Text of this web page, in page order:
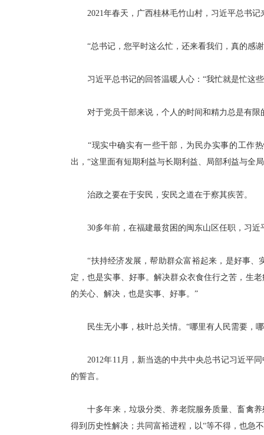
2021年春天，广西桂林毛竹山村，习近平总书记
“总书记，您平时这么忙，还来看我们，真的感谢
习近平总书记的回答温暖人心：“我忙就是忙这些
对于党员干部来说，个人的时间和精力总是有限
“现实中确实有一些干部，为民办实事的工作热
出，“这里面有短期利益与长期利益、局部利益与全
治政之要在于安民，安民之道在于察其疾苦。
30多年前，在福建最贫困的闽东山区任职，习近
“扶持经济发展，帮助群众富裕起来，是好事、
定，也是实事、好事。解决群众衣食住行之苦，生
的关心、解决，也是实事、好事。”
民生无小事，枝叶总关情。“哪里有人民需要，哪
2012年11月，新当选的中共中央总书记习近平同
的誓言。
十多年来，垃圾分类、养老院服务质量、畜禽养
得到历史性解决；共同富裕进程，以“等不得，也